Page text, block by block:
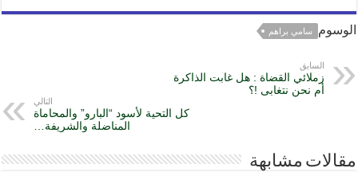
الوسوم سامي براهم
السابق
زملائي القضاة : هل غابت الذاكرة
أم نحن نتغابى !؟
التالي
كل التحية لأسود “البارو” والمحاماة
المناضلة والشريفة…
مقالات مشابهة